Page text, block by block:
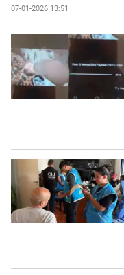
07-01-2026 13:51